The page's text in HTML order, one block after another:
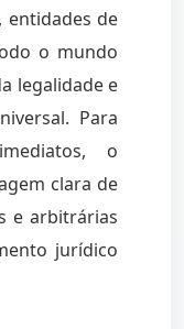
entidades de
o mundo
legalidade e
Para
o
clara de
e arbitrárias
jurídico